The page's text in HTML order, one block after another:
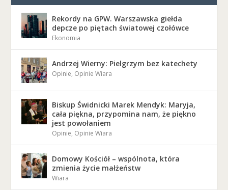
Rekordy na GPW. Warszawska giełda
depcze po piętach światowej czołówce
Ekonomia
Andrzej Wierny: Pielgrzym bez katechety
Opinie, Opinie Wiara
Biskup Świdnicki Marek Mendyk: Maryja,
cała piękna, przypomina nam, że piękno
jest powołaniem
Opinie, Opinie Wiara
Domowy Kościół – wspólnota, która
zmienia życie małżeństw
Wiara